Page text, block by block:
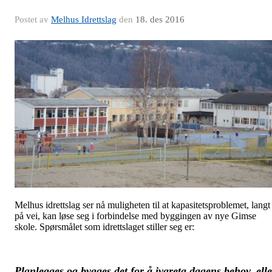
Postet av Melhus Idrettslag den 18. des 2016
Melhus idrettslag ser nå muligheten til at kapasitetsproblemet, langt
på vei, kan løse seg i forbindelse med byggingen av nye Gimse
skole. Spørsmålet som idrettslaget stiller seg er: